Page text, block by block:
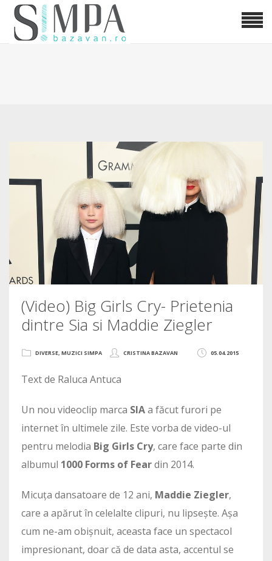
(Video) Big Girls Cry- Prietenia
dintre Sia si Maddie Ziegler
05.04.2015
DIVERSE, MUZICI SIMPA CRISTINA BAZAVAN
Text de Raluca Antuca
Un nou videoclip marca SIAa făcut furori pe
internet în ultimele zile. Este vorba de video-ul
pentru melodia Big Girls Cry, care face parte din
albumul 1000 Forms of Feardin 2014.
Micuța dansatoare de 12 ani, Maddie Ziegler,
care a apărut în celelalte clipuri, nu lipsește. Așa
cum ne-am obișnuit, aceasta face un spectacol
impresionant, doar că de data asta, accentul se